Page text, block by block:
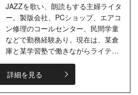
JAZZを歌い、朗読もする主婦ライタ
ー。製版会社、PCショップ、エアコ
ン修理のコールセンター、民間学童
などで勤務経験あり。現在は、某倉
庫と某学習塾で働きながらライティ
ングをしています。主に地方創生に
関する記事を執筆していますが、
Moji...
詳細を見る